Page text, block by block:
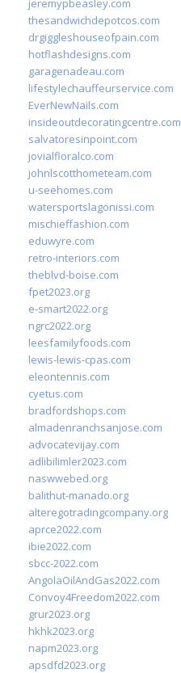
jeremypbeasley.com
thesandwichdepotcos.com
drgiggleshouseofpain.com
hotflashdesigns.com
garagenadeau.com
lifestylechauffeurservice.com
EverNewNails.com
insideoutdecoratingcentre.com
salvatoresinpoint.com
jovialfloralco.com
johnlscotthometeam.com
u-seehomes.com
watersportslagonissi.com
mischieffashion.com
eduwyre.com
retro-interiors.com
theblvd-boise.com
fpet2023.org
e-smart2022.org
ngrc2022.org
leesfamilyfoods.com
lewis-lewis-cpas.com
eleontennis.com
cyetus.com
bradfordshops.com
almadenranchsanjose.com
advocatevijay.com
adlibilimler2023.com
naswwebed.org
balithut-manado.org
alteregotradingcompany.org
aprce2022.com
ibie2022.com
sbcc-2022.com
AngolaOilAndGas2022.com
Convoy4Freedom2022.com
grur2023.org
hkhk2023.org
napm2023.org
apsdfd2023.org